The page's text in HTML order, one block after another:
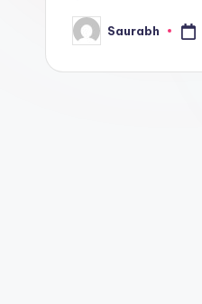
Posted
by
Saurabh